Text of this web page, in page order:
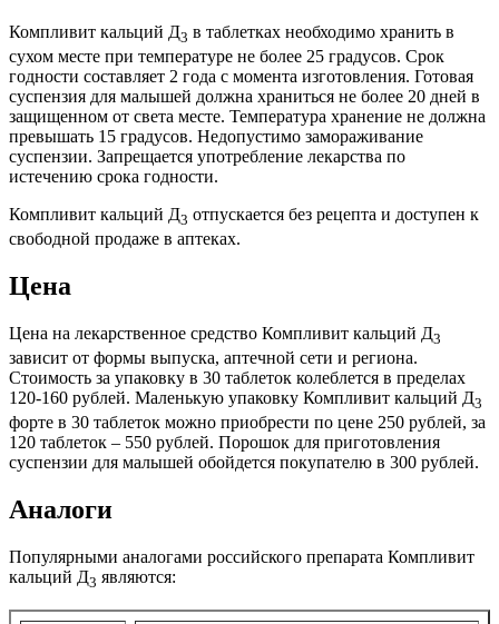
Компливит кальций Д3 в таблетках необходимо хранить в
сухом месте при температуре не более 25 градусов. Срок
годности составляет 2 года с момента изготовления. Готовая
суспензия для малышей должна храниться не более 20 дней в
защищенном от света месте. Температура хранение не должна
превышать 15 градусов. Недопустимо замораживание
суспензии. Запрещается употребление лекарства по
истечению срока годности.
Компливит кальций Д3 отпускается без рецепта и доступен к
свободной продаже в аптеках.
Цена
Цена на лекарственное средство Компливит кальций Д3
зависит от формы выпуска, аптечной сети и региона.
Стоимость за упаковку в 30 таблеток колеблется в пределах
120-160 рублей. Маленькую упаковку Компливит кальций Д3
форте в 30 таблеток можно приобрести по цене 250 рублей, за
120 таблеток – 550 рублей. Порошок для приготовления
суспензии для малышей обойдется покупателю в 300 рублей.
Аналоги
Популярными аналогами российского препарата Компливит
кальций Д3 являются: